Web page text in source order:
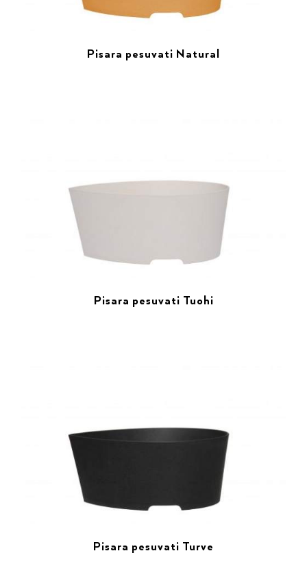
Pisara pesuvati Natural
Pisara pesuvati Tuohi
Pisara pesuvati Turve